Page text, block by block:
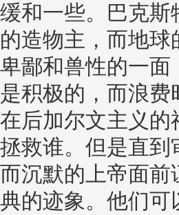
缓和一些。巴克
的造物主，而地
卑鄙和兽性的一
是积极的，而浪
在后加尔文主义
拯救谁。但是直
而沉默的上帝面
典的迹象。他们